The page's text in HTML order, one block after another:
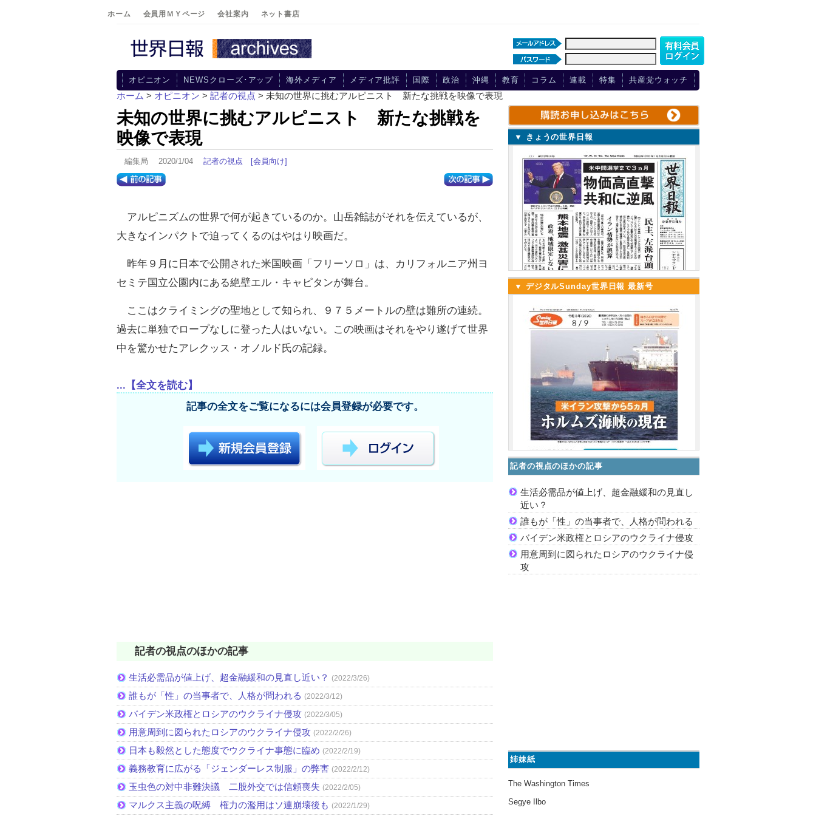
ホーム 会員用ＭＹページ 会社案内 ネット書店
オピニオン NEWSクローズ･アップ 海外メディア メディア批評 国際 政治 沖縄 教育 コラム 連載 特集 共産党ウォッチ
ホーム > オピニオン > 記者の視点 > 未知の世界に挑むアルピニスト 新たな挑戦を映像で表現
未知の世界に挑むアルピニスト 新たな挑戦を
映像で表現
編集局 2020/1/04 記者の視点 [会員向け]
アルピニズムの世界で何が起きているのか。山岳雑誌がそれを伝えているが、
大きなインパクトで迫ってくるのはやはり映画だ。
昨年９月に日本で公開された米国映画「フリーソロ」は、カリフォルニア州ヨ
セミテ国立公園内にある絶壁エル・キャピタンが舞台。
ここはクライミングの聖地として知られ、９７５メートルの壁は難所の連続。
過去に単独でロープなしに登った人はいない。この映画はそれをやり遂げて世界
中を驚かせたアレクッス・オノルド氏の記録。
...【全文を読む】
記事の全文をご覧になるには会員登録が必要です。
記者の視点のほかの記事
生活必需品が値上げ、超金融緩和の見直し近い？ (2022/3/26)
誰もが「性」の当事者で、人格が問われる (2022/3/12)
バイデン米政権とロシアのウクライナ侵攻 (2022/3/05)
用意周到に図られたロシアのウクライナ侵攻 (2022/2/26)
日本も毅然とした態度でウクライナ事態に臨め (2022/2/19)
義務教育に広がる「ジェンダーレス制服」の弊害 (2022/2/12)
玉虫色の対中非難決議 二股外交では信頼喪失 (2022/2/05)
マルクス主義の呪縛 権力の濫用はソ連崩壊後も (2022/1/29)
▼ きょうの世界日報
▼ デジタルSunday世界日報 最新号
記者の視点のほかの記事
生活必需品が値上げ、超金融緩和の見直し
近い？
誰もが「性」の当事者で、人格が問われる
バイデン米政権とロシアのウクライナ侵攻
用意周到に図られたロシアのウクライナ侵
攻
姉妹紙
The Washington Times
Segye Ilbo